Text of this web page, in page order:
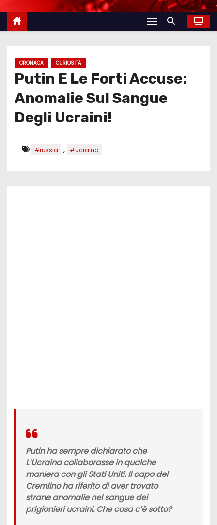
CRONACA CURIOSITÀ
Putin E Le Forti Accuse:
Anomalie Sul Sangue
Degli Ucraini!
#russia , #ucraina
Putin ha sempre dichiarato che
L’Ucraina collaborasse in qualche
maniera con gli Stati Uniti. Il capo del
Cremlino ha riferito di aver trovato
strane anomalie nel sangue dei
prigionieri ucraini. Che cosa c’è sotto?